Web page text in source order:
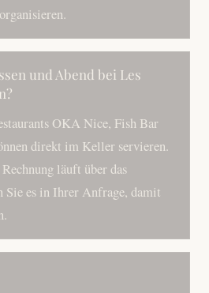
und Abend bei Les
OKA Nice, Fish Bar
direkt im Keller servieren.
läuft über das
Sie es in Ihrer Anfrage, damit